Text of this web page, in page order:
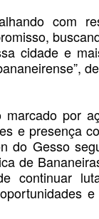
com
cidade e
por
e presença
do Gesso
de
continuar